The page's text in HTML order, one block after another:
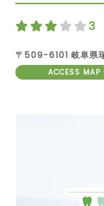
3
〒509-6101 岐阜県
ACCESS MAP